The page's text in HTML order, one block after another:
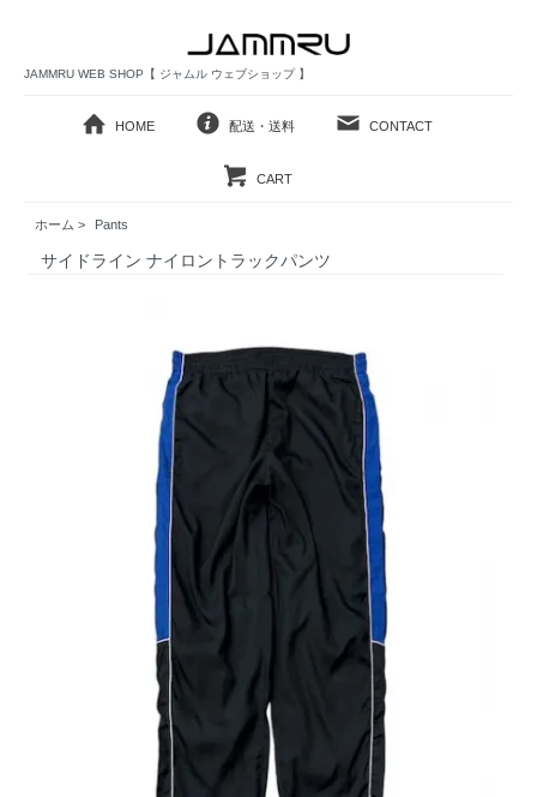
JAMMRU WEB SHOP【 ジャムル ウェブショップ 】
HOME 配送・送料 CONTACT
CART
ホーム > Pants
サイドライン ナイロントラックパンツ